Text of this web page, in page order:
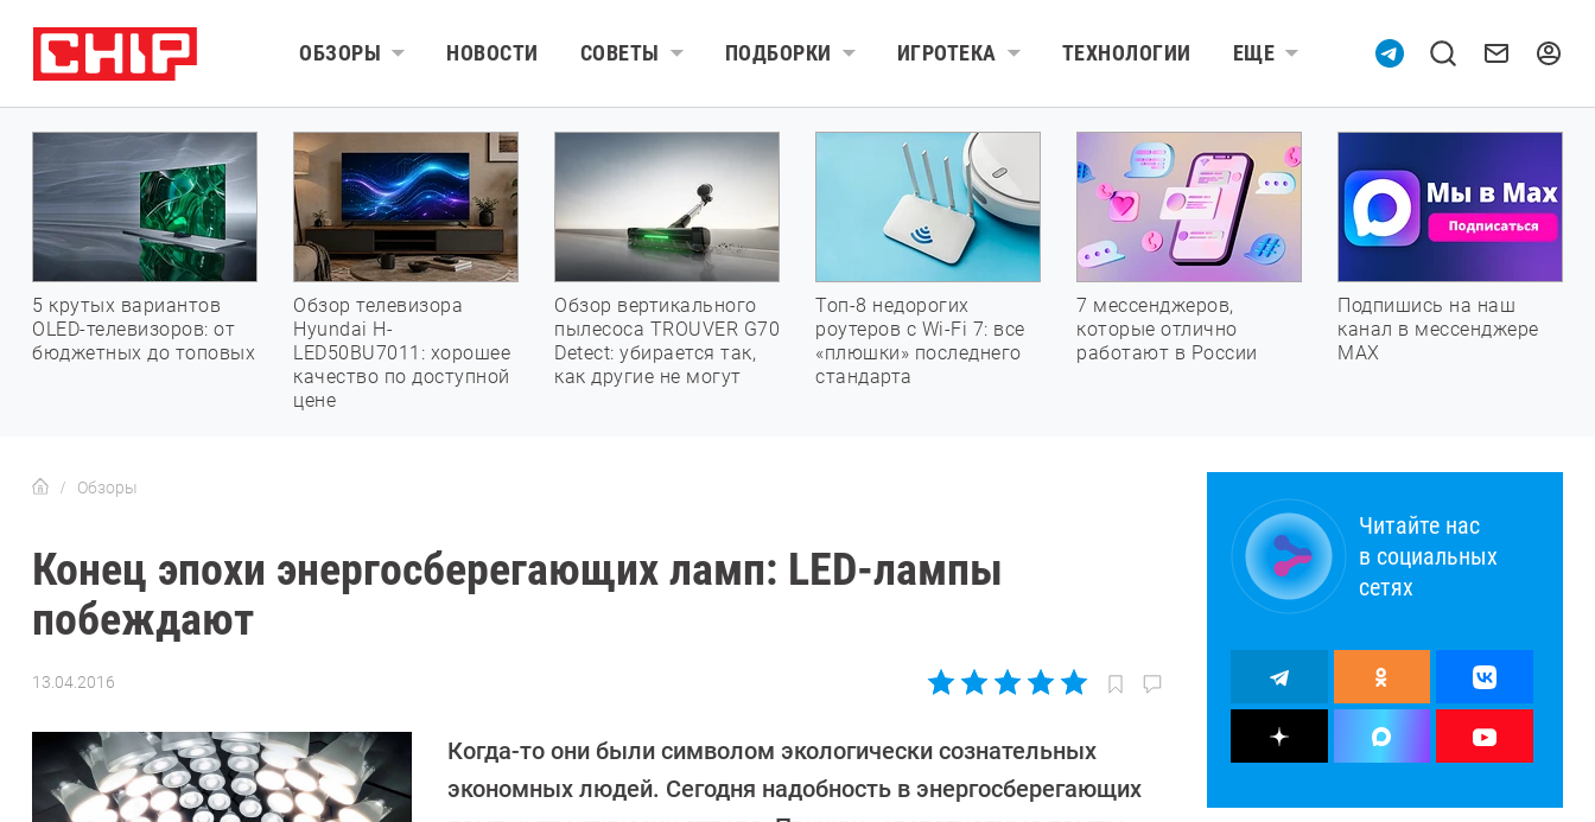
ОБЗОРЫ НОВОСТИ СОВЕТЫ ПОДБОРКИ ИГРОТЕКА ТЕХНОЛОГИИ ЕЩЕ
5 крутых вариантов
OLED-телевизоров: от
бюджетных до топовых
Обзор телевизора
Hyundai H-
LED50BU7011: хорошее
качество по доступной
цене
Обзор вертикального
пылесоса TROUVER G70
Detect: убирается так,
как другие не могут
Топ-8 недорогих
роутеров с Wi-Fi 7: все
«плюшки» последнего
стандарта
7 мессенджеров,
которые отлично
работают в России
Подпишись на наш
канал в мессенджере
МАХ
Обзоры
Конец эпохи энергосберегающих ламп: LED-лампы
побеждают
13.04.2016
Поповкин
Когда-то они были символом экологически сознательных
экономных людей. Сегодня надобность в энергосберегающих
Читайте нас
в социальных
сетях